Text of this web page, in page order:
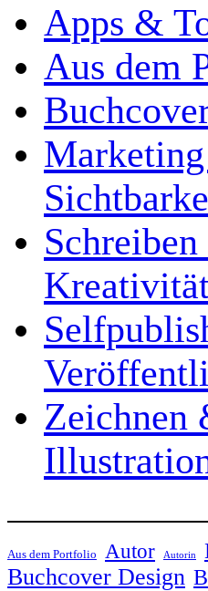
Apps &
Aus dem
Zeichnen
Aus dem Portfolio Autor Autorin
Buchcover Design